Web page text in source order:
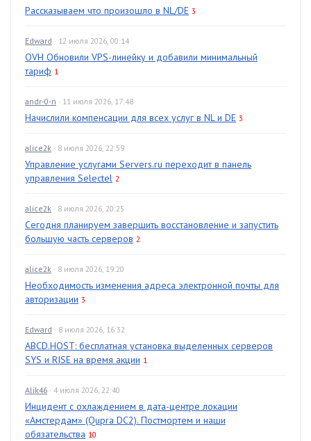
Рассказываем что произошло в NL/DE 3
Edward · 12 июля 2026, 00:14
OVH Обновили VPS-линейку и добавили минимальный
тариф 1
andr-0-n · 11 июля 2026, 17:48
Начислили компенсации для всех услуг в NL и DE 3
alice2k · 8 июля 2026, 22:59
Управление услугами Servers.ru переходит в панель
управления Selectel 2
alice2k · 8 июля 2026, 20:25
Сегодня планируем завершить восстановление и запустить
большую часть серверов 2
alice2k · 8 июля 2026, 19:20
Необходимость изменения адреса электронной почты для
авторизации 3
Edward · 8 июля 2026, 16:32
ABCD.HOST: бесплатная установка выделенных серверов
SYS и RISE на время акции 1
Alik46 · 4 июля 2026, 22:40
Инцидент с охлаждением в дата-центре локации
«Амстердам» (Qupra DC2). Постмортем и наши
обязательства 10